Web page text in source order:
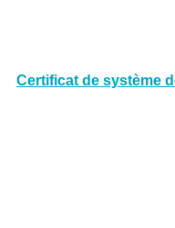
Certificat de système